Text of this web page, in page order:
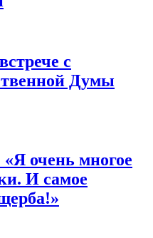
с
Думы
очень многое
И самое